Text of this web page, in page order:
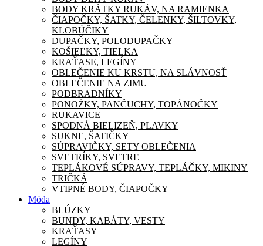
BODY KRÁTKY RUKÁV, NA RAMIENKA
ČIAPOČKY, ŠATKY, ČELENKY, ŠILTOVKY,
KLOBÚČIKY
DUPAČKY, POLODUPAČKY
KOŠIEĽKY, TIELKA
KRAŤASE, LEGÍNY
OBLEČENIE KU KRSTU, NA SLÁVNOSŤ
OBLEČENIE NA ZIMU
PODBRADNÍKY
PONOŽKY, PANČUCHY, TOPÁNOČKY
RUKAVICE
SPODNÁ BIELIZEŇ, PLAVKY
SUKNE, ŠATIČKY
SÚPRAVIČKY, SETY OBLEČENIA
SVETRÍKY, SVETRE
TEPLÁKOVÉ SÚPRAVY, TEPLÁČKY, MIKINY
TRIČKÁ
VTIPNÉ BODY, ČIAPOČKY
Móda
BLÚZKY
BUNDY, KABÁTY, VESTY
KRAŤASY
LEGÍNY